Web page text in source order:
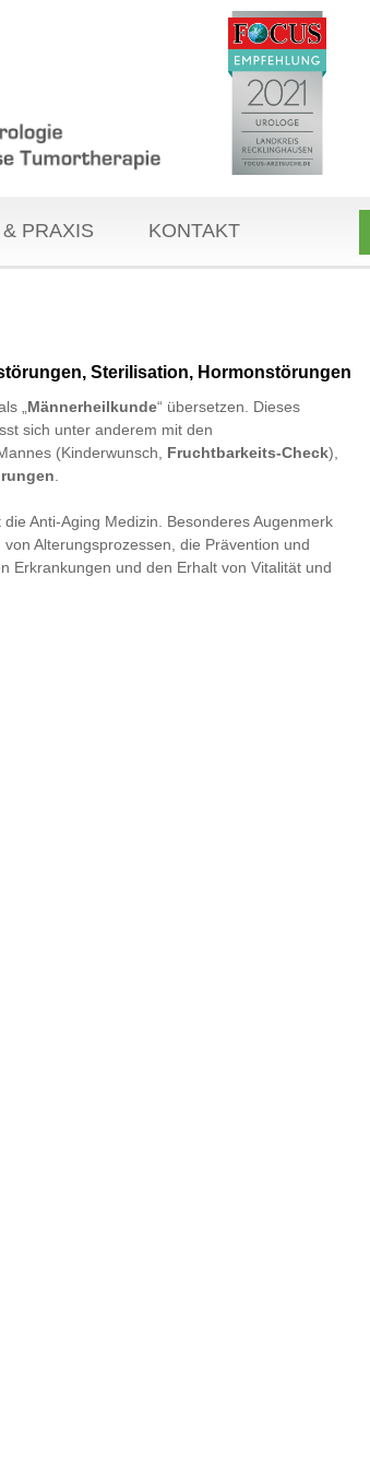
PRAXIS KONTAKT
Sterilisation, Hormonstörungen
„ Männerheilkunde“ übersetzen. Dieses
sich unter anderem mit den
(Kinderwunsch, Fruchtbarkeits-Check),
Anti-Aging Medizin. Besonderes Augenmerk
Alterungsprozessen, die Prävention und
Erkrankungen und den Erhalt von Vitalität und